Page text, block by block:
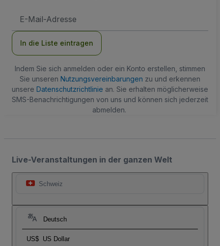
Mail-
In die Liste eintragen
Indem Sie sich anmelden oder ein Konto erstellen, stimmen
Sie unseren Nutzungsvereinbarungen zu und erkennen
unsere Datenschutzrichtlinie an. Sie erhalten möglicherweise
SMS-Benachrichtigungen von uns und können sich jederzeit
abmelden.
Live-Veranstaltungen in der ganzen Welt
Schweiz
Deutsch
US$ US Dollar